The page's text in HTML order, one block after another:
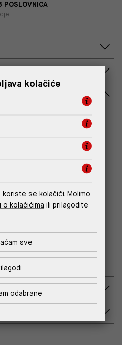
POSLOVNICA
kolačiće
se kolačići. Molimo
o kolačićima ili prilagodite
odabrane
sve